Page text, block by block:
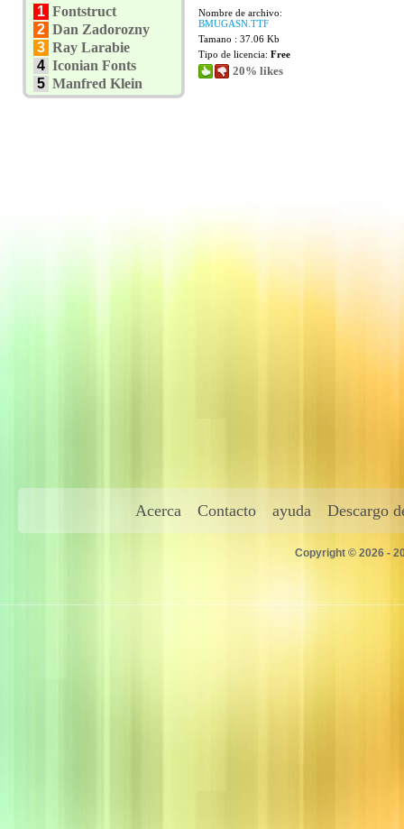
1 Fontstruct
2 Dan Zadorozny
3 Ray Larabie
4 Iconian Fonts
5 Manfred Klein
Nombre de archivo:
BMUGASN.TTF
Tamano : 37.06 Kb
Tipo de licencia: Free
20% likes
Acerca Contacto ayuda Descargo
Copyright © 2026 -